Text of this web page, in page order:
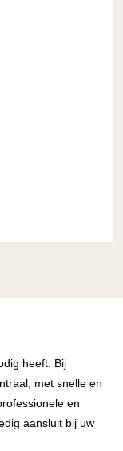
heeft. Bij
met snelle en
en
aansluit bij uw